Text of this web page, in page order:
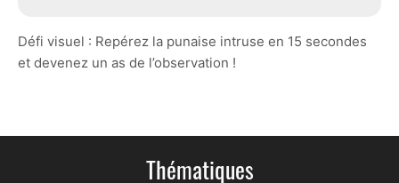
Défi visuel : Repérez la punaise intruse en 15 secondes
et devenez un as de l’observation !
Thématiques